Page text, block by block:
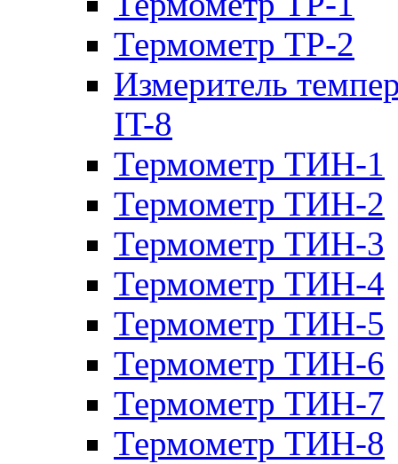
Термометр ТР-2
Измеритель
IT-8
Термометр ТИН-1
Термометр ТИН-2
Термометр ТИН-3
Термометр ТИН-4
Термометр ТИН-5
Термометр ТИН-6
Термометр ТИН-7
Термометр ТИН-8